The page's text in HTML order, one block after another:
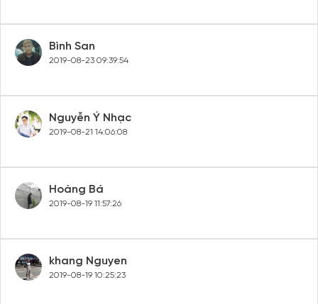
Bình San
2019-08-23 09:39:54
Nguyễn Ý Nhạc
2019-08-21 14:06:08
Hoàng Bá
2019-08-19 11:57:26
khang Nguyen
2019-08-19 10:25:23